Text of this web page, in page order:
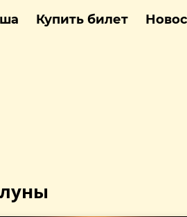
Купить билет